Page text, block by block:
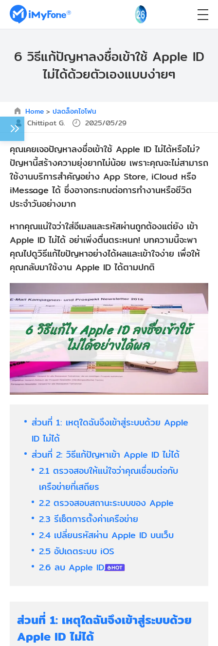
6 วิธีแก้ปัญหาลงชื่อเข้าใช้ Apple ID
ไม่ได้ด้วยตัวเองแบบง่ายๆ
Home > ปลดล็อคไอโฟน
Chittipat G.
2025/05/29
คุณเคยเจอปัญหาลงชื่อเข้าใช้ Apple ID ไม่ได้หรือไม่?
ปัญหานี้สร้างความยุ่งยากไม่น้อย เพราะคุณจะไม่สามารถ
ใช้งานบริการสำคัญอย่าง App Store, iCloud หรือ
iMessage ได้ ซึ่งอาจกระทบต่อการทำงานหรือชีวิต
ประจำวันอย่างมาก
หากคุณแน่ใจว่าใส่อีเมลและรหัสผ่านถูกต้องแต่ยัง เข้า
Apple ID ไม่ได้ อย่าเพิ่งตื่นตระหนก! บทความนี้จะพา
คุณไปดูวิธีแก้ไขปัญหาอย่างได้ผลและเข้าใจง่าย เพื่อให้
คุณกลับมาใช้งาน Apple ID ได้ตามปกติ
ส่วนที่ 1: เหตุใดฉันจึงเข้าสู่ระบบด้วย Apple
ID ไม่ได้
ส่วนที่ 2: วิธีแก้ปัญหาเข้า Apple ID ไม่ได้
2.1 ตรวจสอบให้แน่ใจว่าคุณเชื่อมต่อกับ
เครือข่ายที่เสถียร
2.2 ตรวจสอบสถานะระบบของ Apple
2.3 รีเซ็ตการตั้งค่าเครือข่าย
2.4 เปลี่ยนรหัสผ่าน Apple ID บนเว็บ
2.5 อัปเดตระบบ iOS
2.6 ลบ Apple ID
ส่วนที่ 1: เหตุใดฉันจึงเข้าสู่ระบบด้วย
Apple ID ไม่ได้